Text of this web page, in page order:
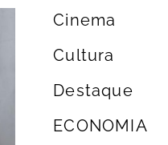
Cinema
Cultura
Destaque
ECONOMIA